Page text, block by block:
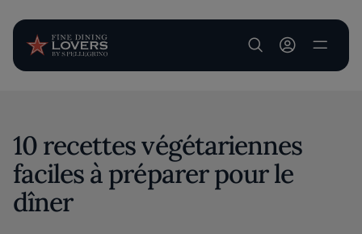
User account
10 recettes végétariennes
faciles à préparer pour le
dîner